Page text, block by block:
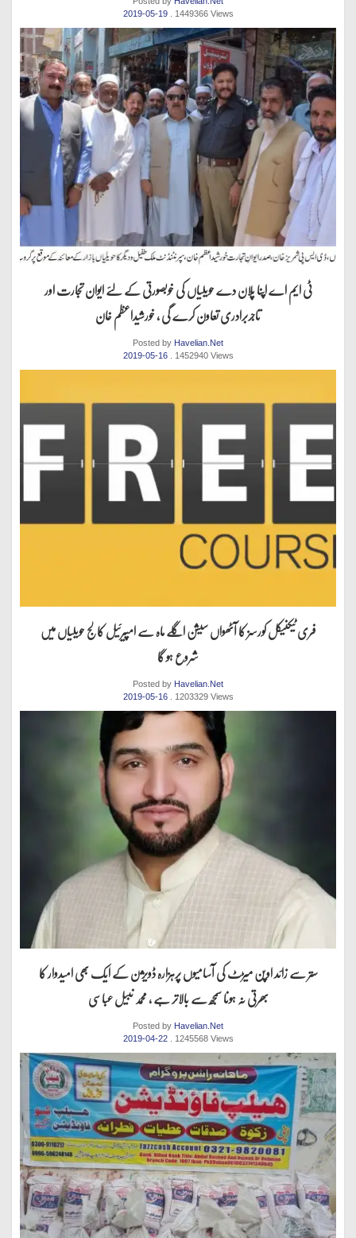
2019-05-19
. 1449366 Views
ٹی ایم اے اپنا پلان دے حویلیاں کی خوبصورتی کے لئے ایوان تجارت اور
تاجربرادری تعاون کرے گی ، خورشیداعظم خان
Posted by Havelian.Net
2019-05-16
. 1452940 Views
فری ٹیکنیکل کورسز کا آٹھواں سیشن اگلے ماہ سے امپیرئیل کالج حویلیاں میں
شروع ہو گا
Posted by Havelian.Net
2019-05-16
. 1203329 Views
ستر سے زائد اوپن میڑٹ کی آسامیوں پرہزارہ ڈویژن کے ایک بھی امیدوار کا
بھرتی نہ ہونا سمجھ سے بالاتر ہے ، محمد نبیل عباسی
Posted by Havelian.Net
2019-04-22
. 1245568 Views